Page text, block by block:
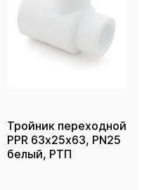
Тройник переходной
PPR 63х25х63, PN25
белый, РТП